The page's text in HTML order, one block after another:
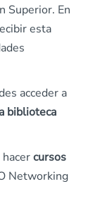
Superior. En
esta
acceder a
biblioteca
cursos
Networking